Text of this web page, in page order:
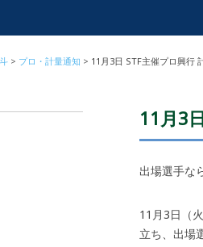
プロ・計量通知 11月3日 STF主催プロ興行
11月3
出場選手な
11月3日（
立ち、出場